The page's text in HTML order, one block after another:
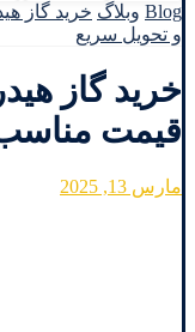
Blog وبلاگ خرید گاز
و تحویل سریع
خرید گاز
قیمت
مارس 13, 2025